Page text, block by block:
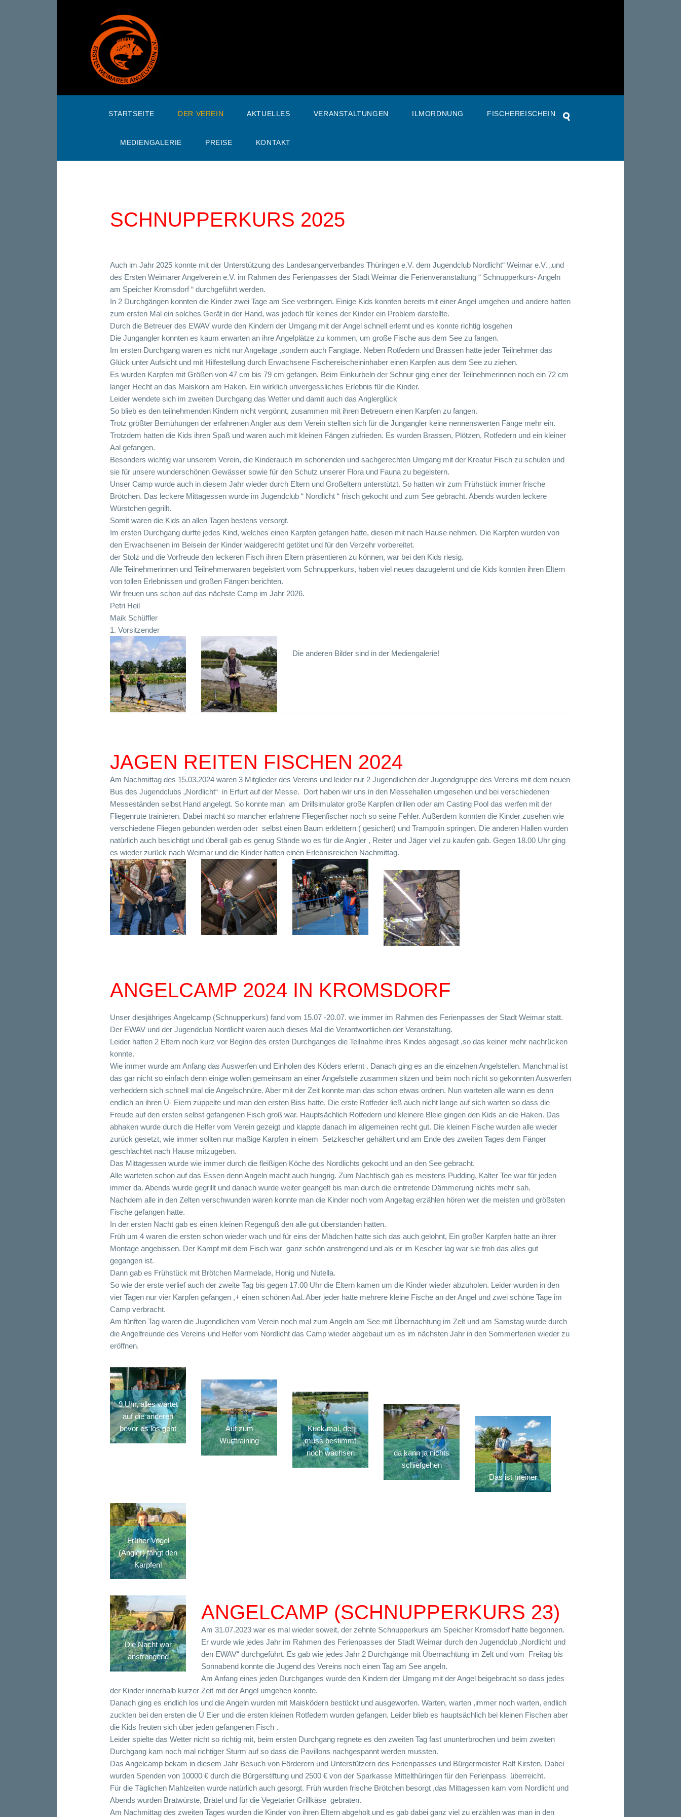
STARTSEITE DER VEREIN AKTUELLES VERANSTALTUNGEN ILMORDNUNG FISCHEREISCHEIN
MEDIENGALERIE PREISE KONTAKT
SCHNUPPERKURS 2025
Auch im Jahr 2025 konnte mit der Unterstützung des Landesangerverbandes Thüringen e.V. dem Jugendclub Nordlicht“ Weimar e.V. „und
des Ersten Weimarer Angelverein e.V. im Rahmen des Ferienpasses der Stadt Weimar die Ferienveranstaltung “ Schnupperkurs- Angeln
am Speicher Kromsdorf “ durchgeführt werden.
In 2 Durchgängen konnten die Kinder zwei Tage am See verbringen. Einige Kids konnten bereits mit einer Angel umgehen und andere hatten
zum ersten Mal ein solches Gerät in der Hand, was jedoch für keines der Kinder ein Problem darstellte.
Durch die Betreuer des EWAV wurde den Kindern der Umgang mit der Angel schnell erlernt und es konnte richtig losgehen
Die Jungangler konnten es kaum erwarten an ihre Angelplätze zu kommen, um große Fische aus dem See zu fangen.
Im ersten Durchgang waren es nicht nur Angeltage ,sondern auch Fangtage. Neben Rotfedern und Brassen hatte jeder Teilnehmer das
Glück unter Aufsicht und mit Hilfestellung durch Erwachsene Fischereischeininhaber einen Karpfen aus dem See zu ziehen.
Es wurden Karpfen mit Größen von 47 cm bis 79 cm gefangen. Beim Einkurbeln der Schnur ging einer der Teilnehmerinnen noch ein 72 cm
langer Hecht an das Maiskorn am Haken. Ein wirklich unvergessliches Erlebnis für die Kinder.
Leider wendete sich im zweiten Durchgang das Wetter und damit auch das Anglerglück
So blieb es den teilnehmenden Kindern nicht vergönnt, zusammen mit ihren Betreuern einen Karpfen zu fangen.
Trotz größter Bemühungen der erfahrenen Angler aus dem Verein stellten sich für die Jungangler keine nennenswerten Fänge mehr ein.
Trotzdem hatten die Kids ihren Spaß und waren auch mit kleinen Fängen zufrieden. Es wurden Brassen, Plötzen, Rotfedern und ein kleiner
Aal gefangen.
Besonders wichtig war unserem Verein, die Kinderauch im schonenden und sachgerechten Umgang mit der Kreatur Fisch zu schulen und
sie für unsere wunderschönen Gewässer sowie für den Schutz unserer Flora und Fauna zu begeistern.
Unser Camp wurde auch in diesem Jahr wieder durch Eltern und Großeltern unterstützt. So hatten wir zum Frühstück immer frische
Brötchen. Das leckere Mittagessen wurde im Jugendclub “ Nordlicht “ frisch gekocht und zum See gebracht. Abends wurden leckere
Würstchen gegrillt.
Somit waren die Kids an allen Tagen bestens versorgt.
Im ersten Durchgang durfte jedes Kind, welches einen Karpfen gefangen hatte, diesen mit nach Hause nehmen. Die Karpfen wurden von
den Erwachsenen im Beisein der Kinder waidgerecht getötet und für den Verzehr vorbereitet.
der Stolz und die Vorfreude den leckeren Fisch ihren Eltern präsentieren zu können, war bei den Kids riesig.
Alle Teilnehmerinnen und Teilnehmerwaren begeistert vom Schnupperkurs, haben viel neues dazugelernt und die Kids konnten ihren Eltern
von tollen Erlebnissen und großen Fängen berichten.
Wir freuen uns schon auf das nächste Camp im Jahr 2026.
Petri Heil
Maik Schüffler
1. Vorsitzender
Die anderen Bilder sind in der Mediengalerie!
JAGEN REITEN FISCHEN 2024
Am Nachmittag des 15.03.2024 waren 3 Mitglieder des Vereins und leider nur 2 Jugendlichen der Jugendgruppe des Vereins mit dem neuen
Bus des Jugendclubs „Nordlicht“ in Erfurt auf der Messe. Dort haben wir uns in den Messehallen umgesehen und bei verschiedenen
Messeständen selbst Hand angelegt. So konnte man am Drillsimulator große Karpfen drillen oder am Casting Pool das werfen mit der
Fliegenrute trainieren. Dabei macht so mancher erfahrene Fliegenfischer noch so seine Fehler. Außerdem konnten die Kinder zusehen wie
verschiedene Fliegen gebunden werden oder selbst einen Baum erklettern ( gesichert) und Trampolin springen. Die anderen Hallen wurden
natürlich auch besichtigt und überall gab es genug Stände wo es für die Angler , Reiter und Jäger viel zu kaufen gab. Gegen 18.00 Uhr ging
es wieder zurück nach Weimar und die Kinder hatten einen Erlebnisreichen Nachmittag.
ANGELCAMP 2024 IN KROMSDORF
Unser diesjähriges Angelcamp (Schnupperkurs) fand vom 15.07 -20.07. wie immer im Rahmen des Ferienpasses der Stadt Weimar statt.
Der EWAV und der Jugendclub Nordlicht waren auch dieses Mal die Verantwortlichen der Veranstaltung.
Leider hatten 2 Eltern noch kurz vor Beginn des ersten Durchganges die Teilnahme ihres Kindes abgesagt ,so das keiner mehr nachrücken
konnte.
Wie immer wurde am Anfang das Auswerfen und Einholen des Köders erlernt . Danach ging es an die einzelnen Angelstellen. Manchmal ist
das gar nicht so einfach denn einige wollen gemeinsam an einer Angelstelle zusammen sitzen und beim noch nicht so gekonnten Auswerfen
verheddern sich schnell mal die Angelschnüre. Aber mit der Zeit konnte man das schon etwas ordnen. Nun warteten alle wann es denn
endlich an ihren Ü- Eiern zuppelte und man den ersten Biss hatte. Die erste Rotfeder ließ auch nicht lange auf sich warten so dass die
Freude auf den ersten selbst gefangenen Fisch groß war. Hauptsächlich Rotfedern und kleinere Bleie gingen den Kids an die Haken. Das
abhaken wurde durch die Helfer vom Verein gezeigt und klappte danach im allgemeinen recht gut. Die kleinen Fische wurden alle wieder
zurück gesetzt, wie immer sollten nur maßige Karpfen in einem Setzkescher gehältert und am Ende des zweiten Tages dem Fänger
geschlachtet nach Hause mitzugeben.
Das Mittagessen wurde wie immer durch die fleißigen Köche des Nordlichts gekocht und an den See gebracht.
Alle warteten schon auf das Essen denn Angeln macht auch hungrig. Zum Nachtisch gab es meistens Pudding, Kalter Tee war für jeden
immer da. Abends wurde gegrillt und danach wurde weiter geangelt bis man durch die eintretende Dämmerung nichts mehr sah.
Nachdem alle in den Zelten verschwunden waren konnte man die Kinder noch vom Angeltag erzählen hören wer die meisten und größsten
Fische gefangen hatte.
In der ersten Nacht gab es einen kleinen Regenguß den alle gut überstanden hatten.
Früh um 4 waren die ersten schon wieder wach und für eins der Mädchen hatte sich das auch gelohnt, Ein großer Karpfen hatte an ihrer
Montage angebissen. Der Kampf mit dem Fisch war ganz schön anstrengend und als er im Kescher lag war sie froh das alles gut
gegangen ist.
Dann gab es Frühstück mit Brötchen Marmelade, Honig und Nutella.
So wie der erste verlief auch der zweite Tag bis gegen 17.00 Uhr die Eltern kamen um die Kinder wieder abzuholen. Leider wurden in den
vier Tagen nur vier Karpfen gefangen ,+ einen schönen Aal. Aber jeder hatte mehrere kleine Fische an der Angel und zwei schöne Tage im
Camp verbracht.
Am fünften Tag waren die Jugendlichen vom Verein noch mal zum Angeln am See mit Übernachtung im Zelt und am Samstag wurde durch
die Angelfreunde des Vereins und Helfer vom Nordlicht das Camp wieder abgebaut um es im nächsten Jahr in den Sommerferien wieder zu
eröffnen.
9 Uhr, alles wartet
auf die anderen
bevor es los geht
Auf zum
Wurftraining
Kuck mal, der
muss bestimmt
noch wachsen
da kann ja nichts
schiefgehen
Das ist meiner
Früher Vogel
(Angler) fängt den
Karpfen!
Die Nacht war
anstrengend
ANGELCAMP (SCHNUPPERKURS 23)
Am 31.07.2023 war es mal wieder soweit, der zehnte Schnupperkurs am Speicher Kromsdorf hatte begonnen.
Er wurde wie jedes Jahr im Rahmen des Ferienpasses der Stadt Weimar durch den Jugendclub „Nordlicht und
den EWAV“ durchgeführt. Es gab wie jedes Jahr 2 Durchgänge mit Übernachtung im Zelt und vom Freitag bis
Sonnabend konnte die Jugend des Vereins noch einen Tag am See angeln.
Am Anfang eines jeden Durchganges wurde den Kindern der Umgang mit der Angel beigebracht so dass jedes
der Kinder innerhalb kurzer Zeit mit der Angel umgehen konnte.
Danach ging es endlich los und die Angeln wurden mit Maisködern bestückt und ausgeworfen. Warten, warten ,immer noch warten, endlich
zuckten bei den ersten die Ü Eier und die ersten kleinen Rotfedern wurden gefangen. Leider blieb es hauptsächlich bei kleinen Fischen aber
die Kids freuten sich über jeden gefangenen Fisch .
Leider spielte das Wetter nicht so richtig mit, beim ersten Durchgang regnete es den zweiten Tag fast ununterbrochen und beim zweiten
Durchgang kam noch mal richtiger Sturm auf so dass die Pavillons nachgespannt werden mussten.
Das Angelcamp bekam in diesem Jahr Besuch von Förderern und Unterstützern des Ferienpasses und Bürgermeister Ralf Kirsten. Dabei
wurden Spenden von 10000 € durch die Bürgerstiftung und 2500 € von der Sparkasse Mittelthüringen für den Ferienpass überreicht.
Für die Täglichen Mahlzeiten wurde natürlich auch gesorgt. Früh wurden frische Brötchen besorgt ,das Mittagessen kam vom Nordlicht und
Abends wurden Bratwürste, Brätel und für die Vegetarier Grillkäse gebraten.
Am Nachmittag des zweiten Tages wurden die Kinder von ihren Eltern abgeholt und es gab dabei ganz viel zu erzählen was man in den